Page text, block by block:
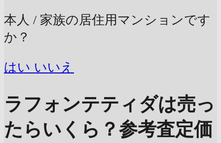
本人 / 家族の居住用マンションです
か？
はい いいえ
ラフォンテティダは売っ
たらいくら？参考査定価